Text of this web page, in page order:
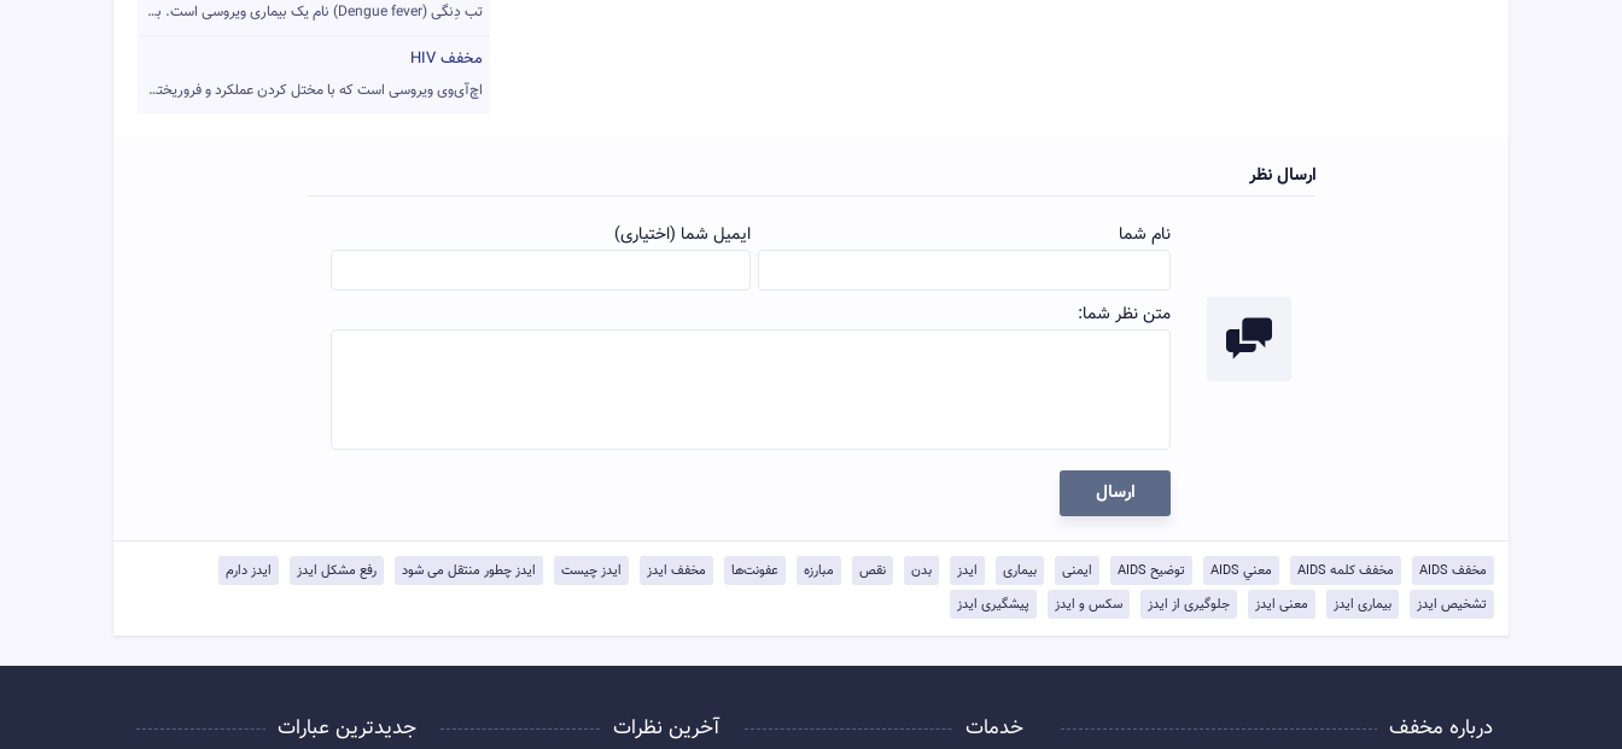
تب دِنگی (Dengue fever) نام یک بیماری ویروسی است. به آن تب د...
مخفف HIV
اچ‌آی‌وی ویروسی است که با مختل کردن عملکرد و فروریخته کردن گ...
ارسال نظر
نام شما ایمیل شما (اختیاری)
متن نظر شما:
ارسال
مخفف AIDS مخفف کلمه AIDS معني AIDS توضيح AIDS ایمنی بیماری ایدز بدن نقص مبارزه عفونت‌ها مخفف ایدز ایدز چیست ایدز چطور منتقل می شود رفع مشکل ایدز
ایدز دارم
تشخیص ایدز
بیماری ایدز معنی ایدز جلوگیری از ایدز سکس و ایدز پیشگیری ایدز
درباره مخفف خدمات آخرین نظرات جدیدترین عبارات